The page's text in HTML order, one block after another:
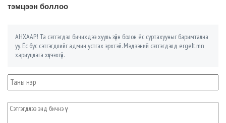
тэмцээн боллоо
АНХААР! Та сэтгэгдэл бичихдээ хууль зүйн болон ёс суртахууныг баримтална
уу. Ёс бус сэтгэгдлийг админ устгах эрхтэй. Мэдээний сэтгэгдэлд ergelt.mn
хариуцлага хүлээхгүй.